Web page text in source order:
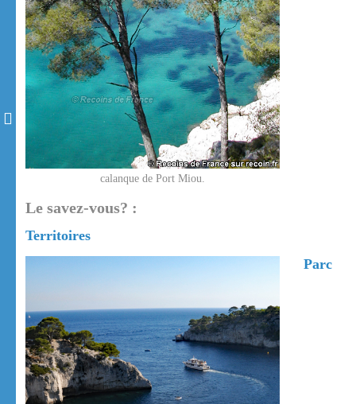
calanque de Port Miou.
Le savez-vous? :
Territoires
Parc